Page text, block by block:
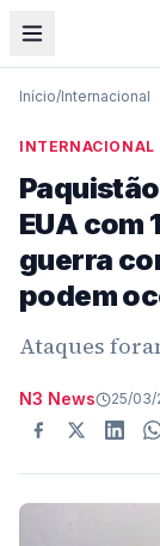
Início/Internacional
INTERNACIONAL
EUA com
guerra
podem
Ataques
N3 News 25/03/